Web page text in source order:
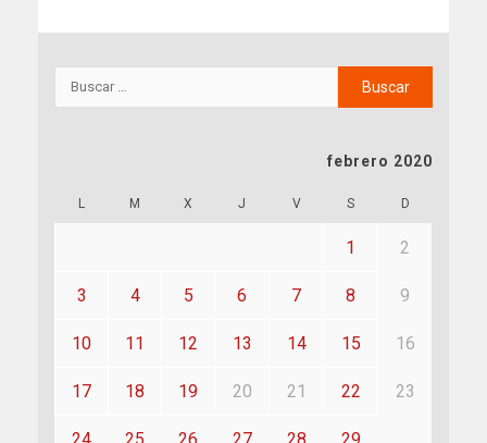
febrero 2020
L M X J V S D
1 2
3 4 5 6 7 8 9
10 11 12 13 14 15 16
17 18 19 20 21 22 23